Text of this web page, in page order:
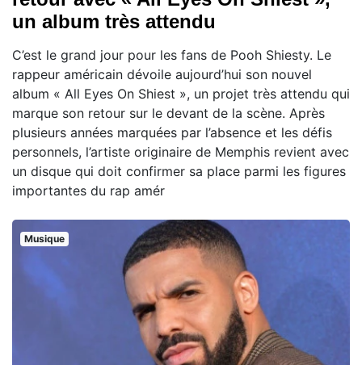
un album très attendu
C’est le grand jour pour les fans de Pooh Shiesty. Le
rappeur américain dévoile aujourd’hui son nouvel
album « All Eyes On Shiest », un projet très attendu qui
marque son retour sur le devant de la scène. Après
plusieurs années marquées par l’absence et les défis
personnels, l’artiste originaire de Memphis revient avec
un disque qui doit confirmer sa place parmi les figures
importantes du rap amér
Musique